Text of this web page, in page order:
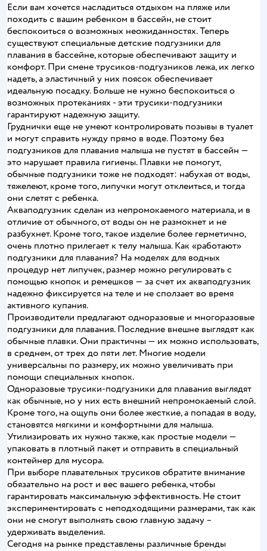
Если вам хочется насладиться отдыхом на пляже или
походить с вашим ребенком в бассейн, не стоит
беспокоиться о возможных неожиданностях. Теперь
существуют специальные детские подгузники для
плавания в бассейне, которые обеспечивают защиту и
комфорт. При смене трусиков-подгузников лежа, их легко
надеть, а эластичный у них поясок обеспечивает
идеальную посадку. Больше не нужно беспокоиться о
возможных протеканиях - эти трусики-подгузники
гарантируют надежную защиту.
Груднички еще не умеют контролировать позывы в туалет
и могут справить нужду прямо в воде. Поэтому без
подгузников для плавания малыша не пустят в бассейн —
это нарушает правила гигиены. Плавки не помогут,
обычные подгузники тоже не подходят: набухая от воды,
тяжелеют, кроме того, липучки могут отклеиться, и тогда
они слетят с ребенка.
Акваподгузник сделан из непромокаемого материала, и в
отличие от обычного, от воды он не размокнет и не
разбухнет. Кроме того, такое изделие более герметично,
очень плотно прилегает к телу малыша. Как «работают»
подгузники для плавания? На моделях для водных
процедур нет липучек, размер можно регулировать с
помощью кнопок и ремешков — за счет их акваподгузник
надежно фиксируется на теле и не сползает во время
активного купания.
Производители предлагают одноразовые и многоразовые
подгузники для плавания. Последние внешне выглядят как
обычные плавки. Они практичны — их можно использовать,
в среднем, от трех до пяти лет. Многие модели
универсальны по размеру, их можно увеличивать при
помощи специальных кнопок.
Одноразовые трусики-подгузники для плавания выглядят
как обычные, но у них есть внешний непромокаемый слой.
Кроме того, на ощупь они более жесткие, а попадая в воду,
становятся мягкими и комфортными для малыша.
Утилизировать их нужно также, как простые модели —
упаковать в плотный пакет и отправить в специальный
контейнер для мусора.
При выборе плавательных трусиков обратите внимание
обязательно на рост и вес вашего ребенка, чтобы
гарантировать максимальную эффективность. Не стоит
экспериментировать с неподходящими размерами, так как
они не смогут выполнять свою главную задачу –
удерживать выделения.
Сегодня на рынке представлены различные бренды